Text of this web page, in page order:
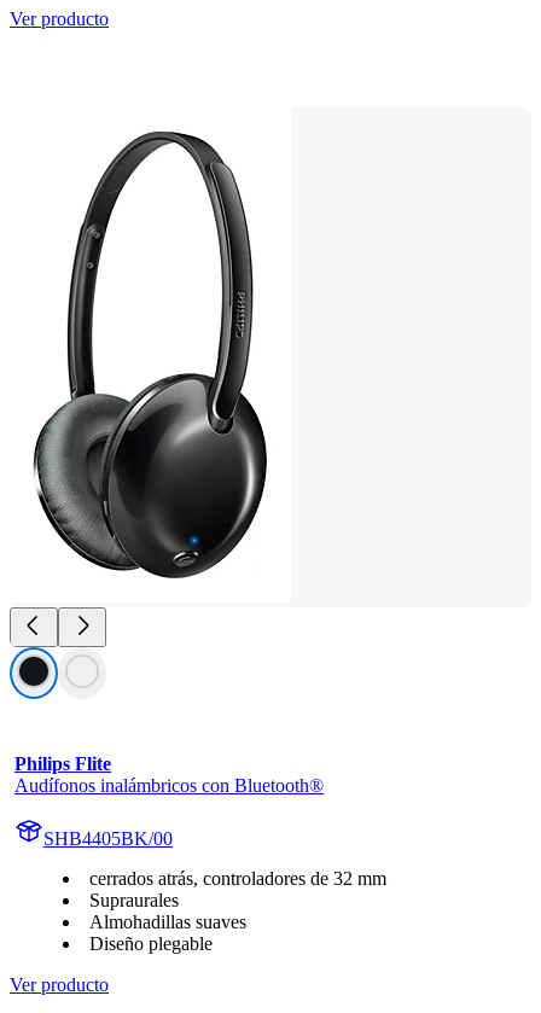
Ver producto
Philips Flite
Audífonos inalámbricos con Bluetooth®
SHB4405BK/00
cerrados atrás, controladores de 32 mm
Supraurales
Almohadillas suaves
Diseño plegable
Ver producto